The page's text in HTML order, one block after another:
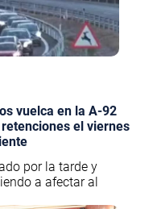
vuelca en la A-92
el viernes
por la tarde y
a afectar al